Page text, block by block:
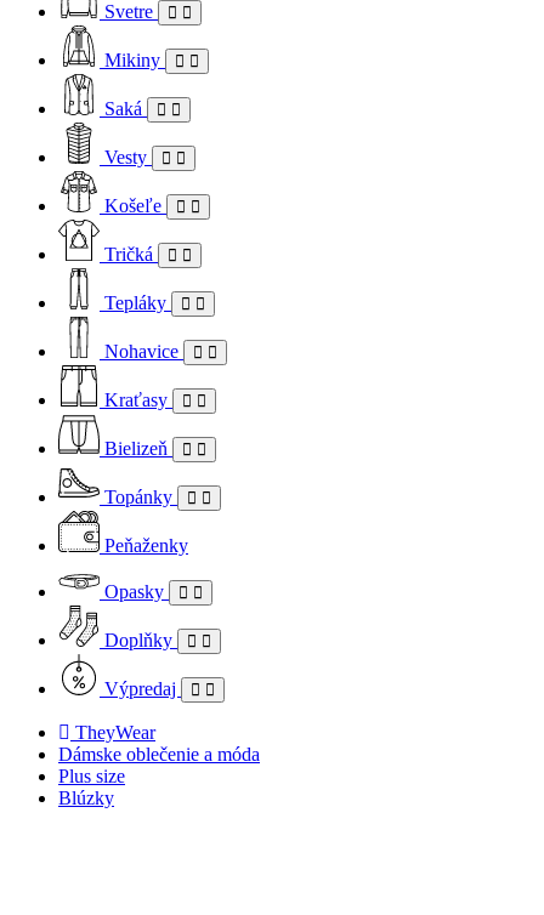
Svetre
Mikiny
Saká
Vesty
Košeľe
Tričká
Tepláky
Nohavice
Kraťasy
Bielizeň
Topánky
Peňaženky
Opasky
Doplňky
Výpredaj
TheyWear
Dámske oblečenie a móda
Plus size
Blúzky